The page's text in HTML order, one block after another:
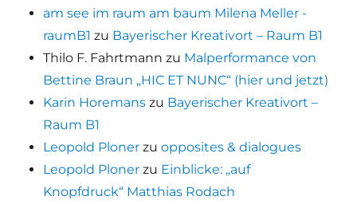
am see im raum am baum Milena Meller -
raumB1 zu Bayerischer Kreativort – Raum B1
Thilo F. Fahrtmann zu Malperformance von
Bettine Braun „HIC ET NUNC“ (hier und jetzt)
Karin Horemans zu Bayerischer Kreativort –
Raum B1
Leopold Ploner zuopposites & dialogues
Leopold Ploner zu Einblicke: „auf
Knopfdruck“ Matthias Rodach